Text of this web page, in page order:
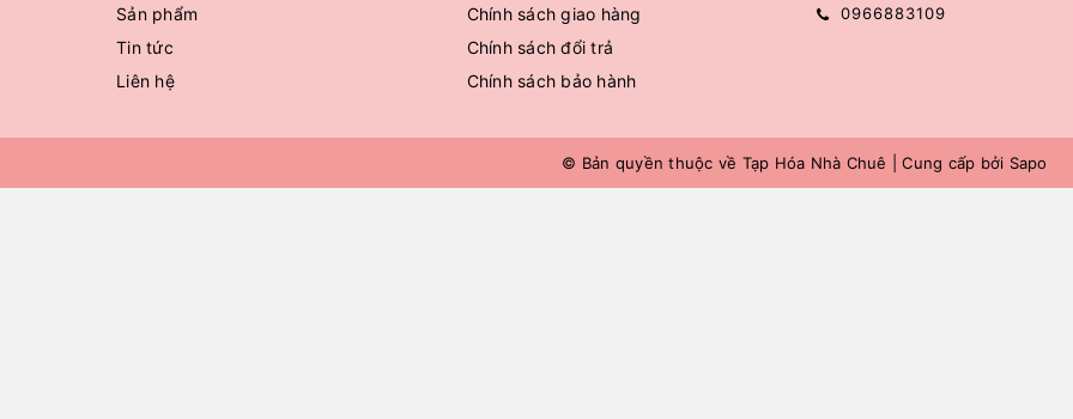
Sản phẩm
Tin tức
Liên hệ
Chính sách giao hàng
Chính sách đổi trả
Chính sách bảo hành
0966883109
© Bản quyền thuộc về Tạp Hóa Nhà Chuê Cung cấp bởi Sapo